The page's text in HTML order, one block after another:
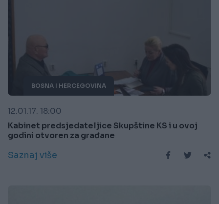
BOSNA I HERCEGOVINA
12.01.17. 18:00
Kabinet predsjedateljice Skupštine KS i u ovoj
godini otvoren za građane
Saznaj više